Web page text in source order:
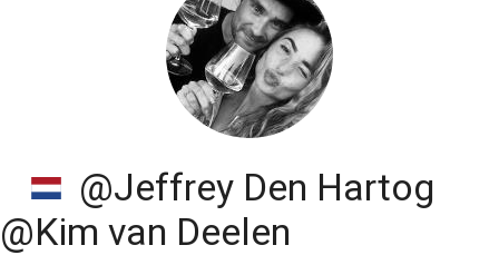
@Jeffrey Den Hartog
@Kim van Deelen